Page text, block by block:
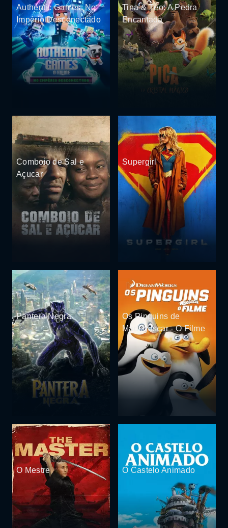
Authentic Games: No
Império Desconectado
Tina & Téo: A Pedra
Encantada
Comboio de Sal e
Açucar
Supergirl
Pantera Negra
Os Pinguins de
Madagascar - O Filme
O Mestre O Castelo Animado